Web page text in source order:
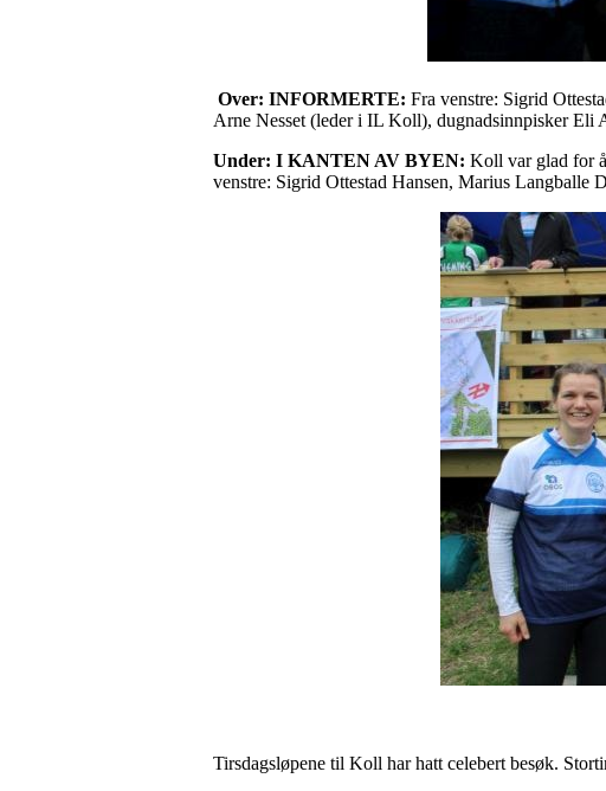
Over: INFORMERTE: Fra venstre: Sigrid
Arne Nesset (leder i IL Koll), dugnadsinnpisker Eli
Under: I KANTEN AV BYEN: Koll var glad for
venstre: Sigrid Ottestad Hansen, Marius Langballe
Tirsdagsløpene til Koll har hatt celebert besøk.